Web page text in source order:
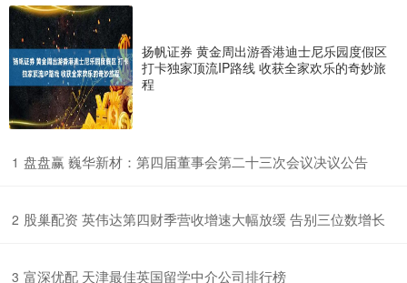
扬帆证券 黄金周出游香港迪士尼乐园度假区
打卡独家顶流IP路线 收获全家欢乐的奇妙旅
程
1 ​盘盘赢 巍华新材：第四届董事会第二十三次会议决议公告
2 ​股巢配资 英伟达第四财季营收增速大幅放缓 告别三位数增长
3 ​富深优配 天津最佳英国留学中介公司排行榜